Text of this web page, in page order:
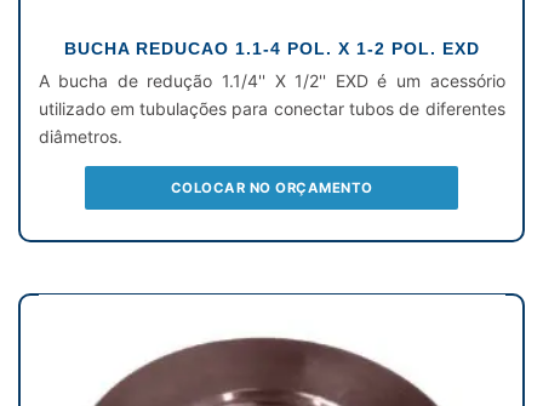
BUCHA REDUCAO 1.1-4 POL. X 1-2 POL. EXD
A bucha de redução 1.1/4'' X 1/2'' EXD é um acessório
utilizado em tubulações para conectar tubos de diferentes
diâmetros.
COLOCAR NO ORÇAMENTO